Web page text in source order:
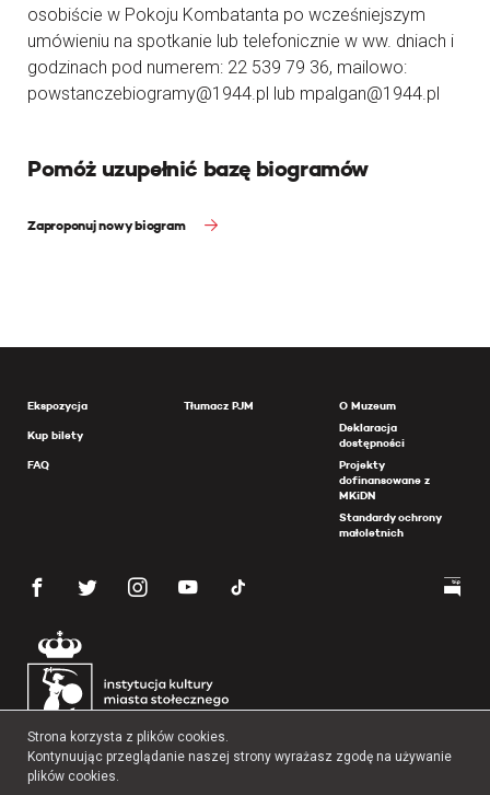
osobiście w Pokoju Kombatanta po wcześniejszym
umówieniu na spotkanie lub telefonicznie w ww. dniach i
godzinach pod numerem: 22 539 79 36, mailowo:
powstanczebiogramy@1944.pl lub mpalgan@1944.pl
Pomóż uzupełnić bazę biogramów
Zaproponuj nowy biogram
Ekspozycja
Kup bilety
FAQ
Tłumacz PJM
O Muzeum
Deklaracja
dostępności
Projekty
dofinansowane z
MKiDN
Standardy ochrony
małoletnich
Strona korzysta z plików cookies.
Kontynuując przeglądanie naszej strony wyrażasz zgodę na używanie
plików cookies.